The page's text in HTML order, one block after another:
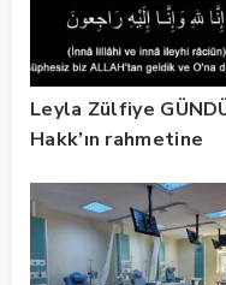
Leyla Zülfiye
Hakk’ın rahmetine